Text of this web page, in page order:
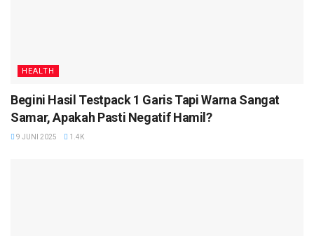
HEALTH
Begini Hasil Testpack 1 Garis Tapi Warna Sangat
Samar, Apakah Pasti Negatif Hamil?
9 JUNI 2025 1.4K